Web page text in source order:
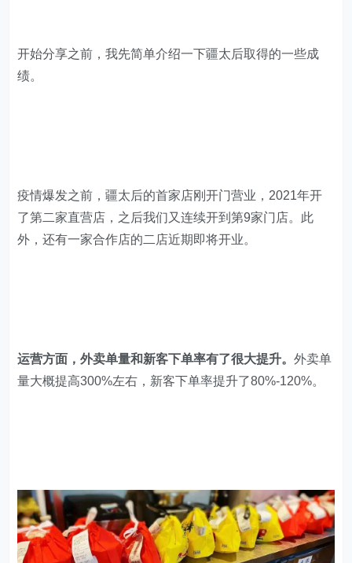
开始分享之前，我先简单介绍一下疆太后取得的一些成
绩。
疫情爆发之前，疆太后的首家店刚开门营业，2021年开
了第二家直营店，之后我们又连续开到第9家门店。此
外，还有一家合作店的二店近期即将开业。
运营方面，外卖单量和新客下单率有了很大提升。外卖单
量大概提高300%左右，新客下单率提升了80%-120%。